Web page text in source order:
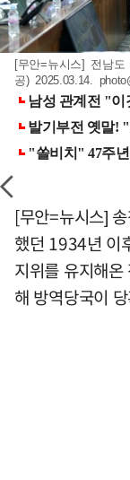
[무안=뉴시스] 전남
공) 2025.03.14.
[무안=뉴시스]
했던 1934년 이
지위를 유지해
해 방역당국이